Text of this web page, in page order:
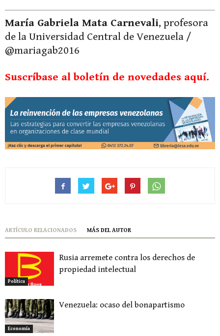
María Gabriela Mata Carnevali, profesora
de la Universidad Central de Venezuela /
@mariagab2016
Suscríbase al boletín de novedades aquí.
ARTÍCULO RELACIONADOS MÁS DEL AUTOR
Política
Rusia arremete contra los derechos de
propiedad intelectual
Economía
Venezuela: ocaso del bonapartismo